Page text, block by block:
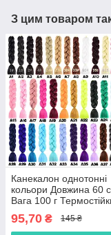
З цим товаром
Канекалон однотонні
кольори Довжина 60
Вага 100 г
95,70 ₴ 145 ₴